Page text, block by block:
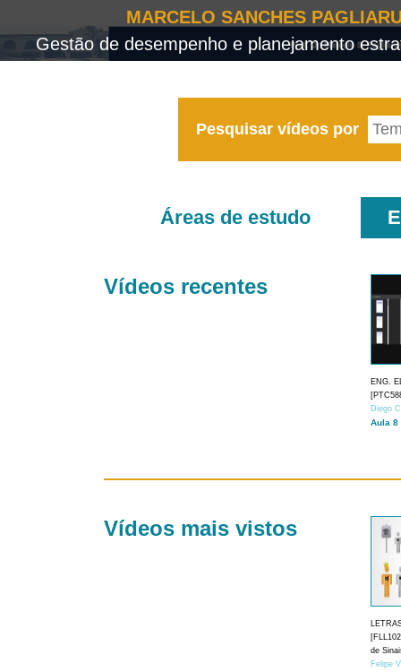
MARCELO SANCHES
Gestão de desempenho e planejamento
Pesquisar vídeos por
Áreas de estudo
Vídeos recentes
ENG.
Diego
Aula 8
Vídeos mais vistos
de
Felipe